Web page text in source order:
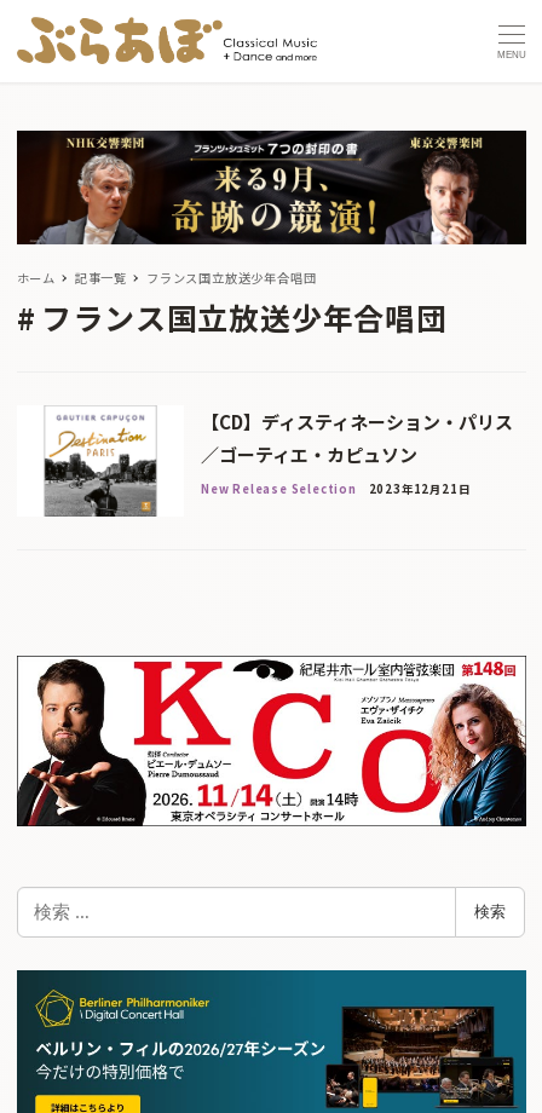
MENU
ホーム 記事一覧 フランス国立放送少年合唱団
フランス国立放送少年合唱団
【CD】ディスティネーション・パリス
／ゴーティエ・カピュソン
New Release Selection 2023年12月21日
検
検索